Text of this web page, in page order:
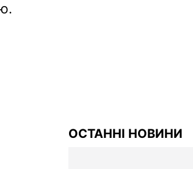
ОСТАННІ НОВИНИ